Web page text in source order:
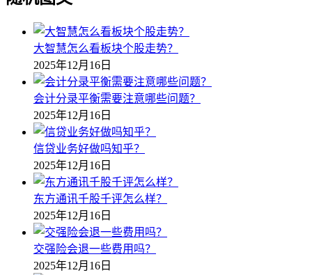
大智慧怎么看板块个股走势？
2025年12月16日
会计分录平衡需要注意哪些问题？
2025年12月16日
信贷业务好做吗知乎？
2025年12月16日
东方通讯千股千评怎么样？
2025年12月16日
交强险会退一些费用吗？
2025年12月16日